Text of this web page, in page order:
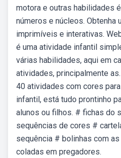
motora e outras habilidades
números e núcleos. Obtenha
imprimíveis e interativas.
é uma atividade infantil
várias habilidades, aqui em
atividades, principalmente
40 atividades com cores
infantil, está tudo prontinho
alunos ou filhos. # fichas do
sequências de cores #
sequência # bolinhas com
coladas em pregadores.